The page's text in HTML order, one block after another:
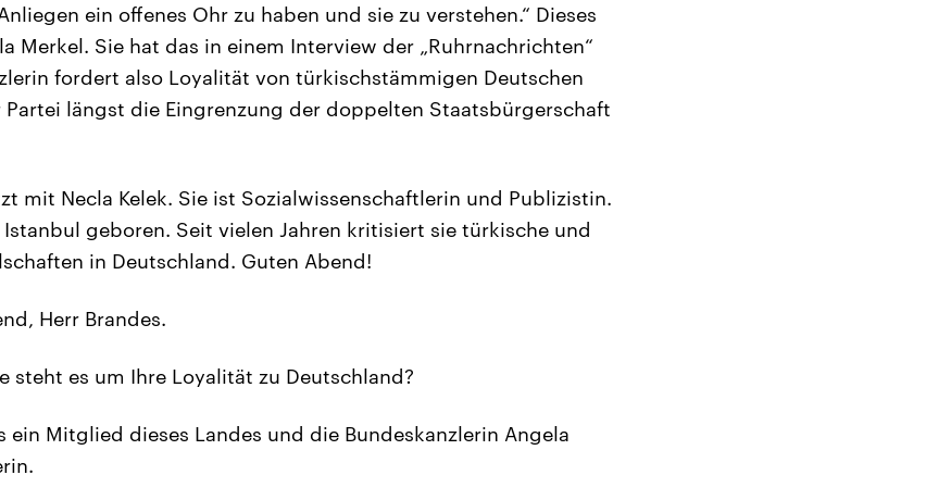
ein offenes Ohr zu haben und sie zu verstehen.“ Dieses
Merkel. Sie hat das in einem Interview der „Ruhrnachrichten“
fordert also Loyalität von türkischstämmigen Deutschen
Partei längst die Eingrenzung der doppelten Staatsbürgerschaft
mit Necla Kelek. Sie ist Sozialwissenschaftlerin und Publizistin.
geboren. Seit vielen Jahren kritisiert sie türkische und
in Deutschland. Guten Abend!
Herr Brandes.
steht es um Ihre Loyalität zu Deutschland?
ein Mitglied dieses Landes und die Bundeskanzlerin Angela